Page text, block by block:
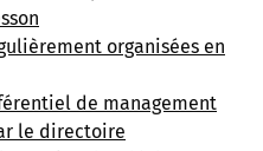
organisées en
de management
le directoire